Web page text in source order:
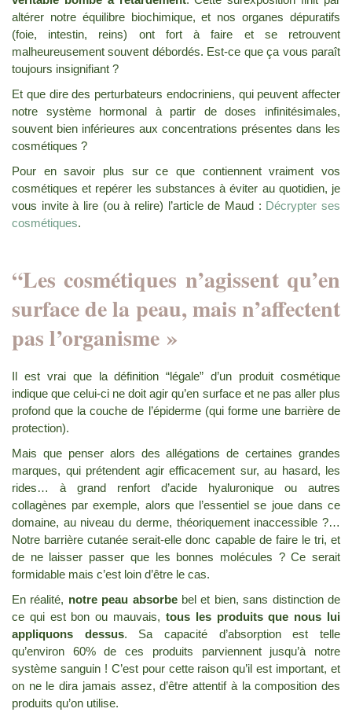
altérer notre équilibre biochimique, et nos organes dépuratifs
(foie, intestin, reins) ont fort à faire et se retrouvent
malheureusement souvent débordés. Est-ce que ça vous paraît
toujours insignifiant ?
Et que dire des perturbateurs endocriniens, qui peuvent affecter
notre système hormonal à partir de doses infinitésimales,
souvent bien inférieures aux concentrations présentes dans les
cosmétiques ?
Pour en savoir plus sur ce que contiennent vraiment vos
cosmétiques et repérer les substances à éviter au quotidien, je
vous invite à lire (ou à relire) l’article de Maud : Décrypter ses
cosmétiques.
“Les cosmétiques n’agissent qu’en
surface de la peau, mais n’affectent
pas l’organisme »
Il est vrai que la définition “légale” d’un produit cosmétique
indique que celui-ci ne doit agir qu’en surface et ne pas aller plus
profond que la couche de l’épiderme (qui forme une barrière de
protection).
Mais que penser alors des allégations de certaines grandes
marques, qui prétendent agir efficacement sur, au hasard, les
rides… à grand renfort d’acide hyaluronique ou autres
collagènes par exemple, alors que l’essentiel se joue dans ce
domaine, au niveau du derme, théoriquement inaccessible ?…
Notre barrière cutanée serait-elle donc capable de faire le tri, et
de ne laisser passer que les bonnes molécules ? Ce serait
formidable mais c’est loin d’être le cas.
En réalité, notre peau absorbebel et bien, sans distinction de
ce qui est bon ou mauvais, tous les produits que nous lui
appliquons dessus. Sa capacité d’absorption est telle
qu’environ 60% de ces produits parviennent jusqu’à notre
système sanguin ! C’est pour cette raison qu’il est important, et
on ne le dira jamais assez, d’être attentif à la composition des
produits qu’on utilise.